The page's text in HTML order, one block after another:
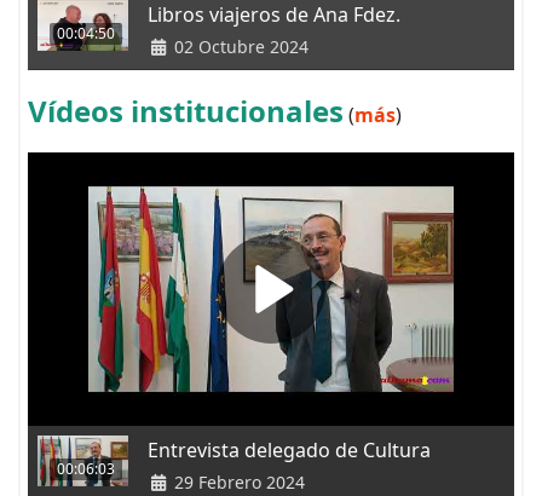
00:04:50
Libros viajeros de Ana Fdez.
02 Octubre 2024
Vídeos institucionales (más)
00:06:03
Entrevista delegado de Cultura
29 Febrero 2024